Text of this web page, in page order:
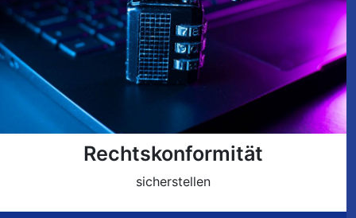
Rechtskonformität
sicherstellen